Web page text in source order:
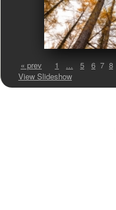
« prev 1 ... 5 6 7 8
View Slideshow